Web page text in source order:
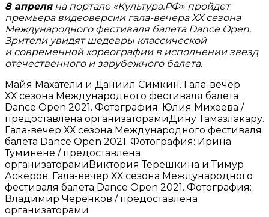
8 апреляна портале «Культура.РФ» пройдет
премьера видеоверсии гала-вечера ХХ сезона
Международного фестиваля балета Dance Open.
Зрители увидят шедевры классической
и современной хореографии в исполнении звезд
отечественного и зарубежного балета.
Майя Махатели и Даниил Симкин. Гала-вечер
ХХ сезона Международного фестиваля балета
Dance Open 2021. Фотография: Юлия Михеева /
предоставлена организаторамиДину Тамазлакару.
Гала-вечер ХХ сезона Международного фестиваля
балета Dance Open 2021. Фотография: Ирина
Туминене / предоставлена
организаторамиВиктория Терешкина и Тимур
Аскеров. Гала-вечер ХХ сезона Международного
фестиваля балета Dance Open 2021. Фотография:
Владимир Черенков / предоставлена
организаторами